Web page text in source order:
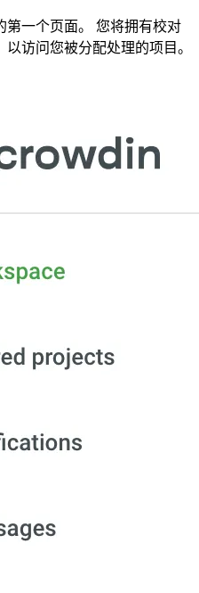
第一个页面。 您将拥有校对
访问您被分配处理的项目。